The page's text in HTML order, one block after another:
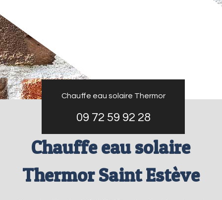
Chauffe eau solaire Thermor
09 72 59 92 28
Chauffe eau solaire
Thermor Saint Estève